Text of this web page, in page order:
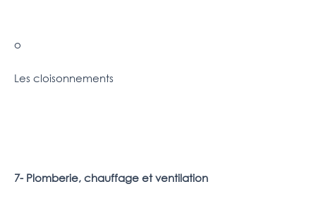
o
Les cloisonnements
7- Plomberie, chauffage et ventilation